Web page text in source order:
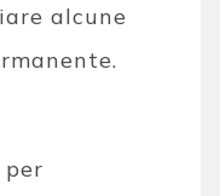
alcune